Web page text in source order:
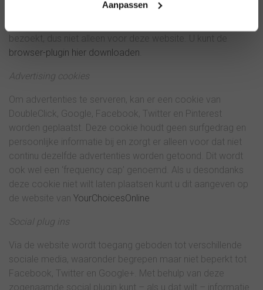
Aanpassen
browser-plugin downloaden
bezoekt, dus niet alleen voor deze website. U kunt de
browser-plugin hier downloaden
Advertising cookies
Om advertenties te serveren, kan er een cookie van
DoubleClick, Google, Facebook, Twitter en Pinterest
worden geplaatst. Deze cookie houdt geen surfgedrag en
persoonlijke informatie bij en zorgt er alleen voor dat niet
continu dezelfde advertenties worden getoond. Dit wordt
ook wel een ‘frequency cap’ genoemd. Als u desondanks
deze cookie niet wilt laten plaatsen kunt u dit aangeven op
de website van YourChoicesOnline
Social plug ins
Via de website wordt toegang geboden tot verschillende
sociale media, waaronder begrepen maar niet beperkt tot
Facebook, Twitter en Google+. Met behulp van deze
zogenaamde social plugin kunt – als u dat wilt – informatie